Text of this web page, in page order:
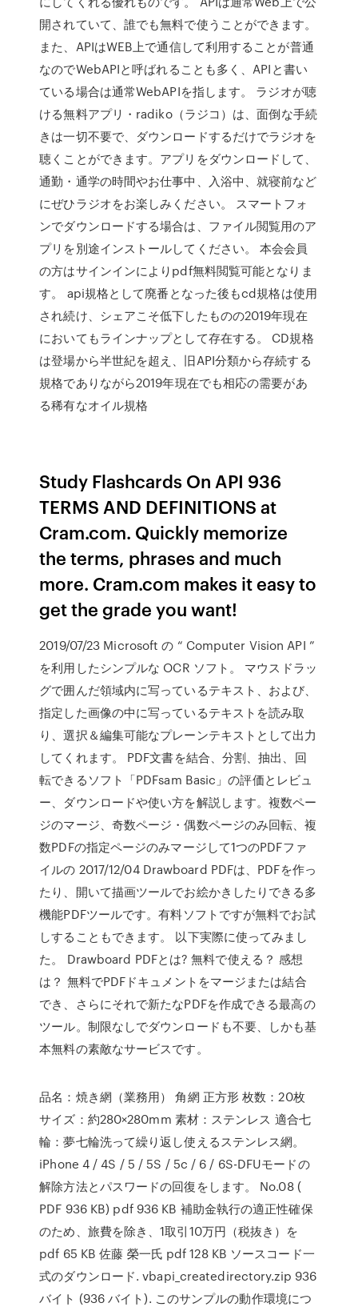
開されていて、誰でも無料で使うことができます。
また、APIはWEB上で通信して利用することが普通
なのでWebAPIと呼ばれることも多く、APIと書い
ている場合は通常WebAPIを指します。 ラジオが聴
ける無料アプリ・radiko（ラジコ）は、面倒な手続
きは一切不要で、ダウンロードするだけでラジオを
聴くことができます。アプリをダウンロードして、
通勤・通学の時間やお仕事中、入浴中、就寝前など
にぜひラジオをお楽しみください。 スマートフォ
ンでダウンロードする場合は、ファイル閲覧用のア
プリを別途インストールしてください。 本会会員
の方はサインインによりpdf無料閲覧可能となりま
す。 api規格として廃番となった後もcd規格は使用
され続け、シェアこそ低下したものの2019年現在
においてもラインナップとして存在する。 CD規格
は登場から半世紀を超え、旧API分類から存続する
規格でありながら2019年現在でも相応の需要があ
る稀有なオイル規格
Study Flashcards On API 936
TERMS AND DEFINITIONS at
Cram.com. Quickly memorize
the terms, phrases and much
more. Cram.com makes it easy to
get the grade you want!
2019/07/23 Microsoft の “ Computer Vision API ”
を利用したシンプルな OCR ソフト。 マウスドラッ
グで囲んだ領域内に写っているテキスト、および、
指定した画像の中に写っているテキストを読み取
り、選択＆編集可能なプレーンテキストとして出力
してくれます。 PDF文書を結合、分割、抽出、回
転できるソフト「PDFsam Basic」の評価とレビュ
ー、ダウンロードや使い方を解説します。複数ペー
ジのマージ、奇数ページ・偶数ページのみ回転、複
数PDFの指定ページのみマージして1つのPDFファ
イルの 2017/12/04 Drawboard PDFは、PDFを作っ
たり、開いて描画ツールでお絵かきしたりできる多
機能PDFツールです。有料ソフトですが無料でお試
しすることもできます。 以下実際に使ってみまし
た。 Drawboard PDFとは? 無料で使える？ 感想
は？ 無料でPDFドキュメントをマージまたは結合
でき、さらにそれで新たなPDFを作成できる最高の
ツール。制限なしでダウンロードも不要、しかも基
本無料の素敵なサービスです。
品名：焼き網（業務用） 角網 正方形 枚数：20枚
サイズ：約280×280mm 素材：ステンレス 適合七
輪：夢七輪洗って繰り返し使えるステンレス網。
iPhone 4 / 4S / 5 / 5S / 5c / 6 / 6S-DFUモードの
解除方法とパスワードの回復をします。 No.08 (
PDF 936 KB) pdf 936 KB 補助金執行の適正性確保
のため、旅費を除き、1取引10万円（税抜き）を
pdf 65 KB 佐藤 榮一氏 pdf 128 KB ソースコード一
式のダウンロード. vbapi_createdirectory.zip 936
バイト (936 バイト). このサンプルの動作環境につ